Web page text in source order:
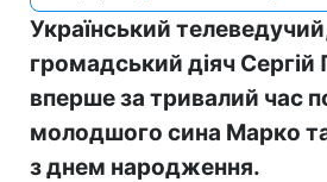
Український
громадський діяч Сергій
вперше за тривалий час
молодшого сина Марко
з днем народження.